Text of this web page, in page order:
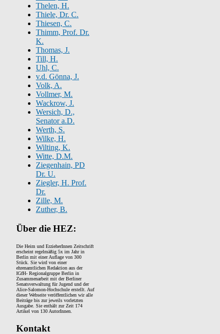
Thelen, H.
Thiele, Dr. C.
Thiesen, C.
Thimm, Prof. Dr.
K.
Thomas, J.
Till, H.
Uhl, C.
v.d. Gönna, J.
Volk, A.
Vollmer, M.
Wackrow, J.
Wersich, D.,
Senator a.D.
Werth, S.
Wilke, H.
Wilting, K.
Witte, D.M.
Ziegenhain, PD
Dr. U.
Ziegler, H. Prof.
Dr.
Zille, M.
Zuther, B.
Über die HEZ:
Die Heim und ErzieherInnen Zeitschrift
erscheint regelmäßig 5x im Jahr in
Berlin mit einer Auflage von 300
Stück. Sie wird von einer
ehrenamtlichen Redaktion aus der
IGfH- Regionalgruppe Berlin in
Zusammenarbeit mit der Berliner
Senatsverwaltung für Jugend und der
Alice-Salomon-Hochschule erstellt. Auf
dieser Webseite veröffentlichen wir alle
Beiträge bis zur jeweils vorletzten
Ausgabe. Sie enthält zur Zeit 174
Artikel von 130 AutorInnen.
Kontakt